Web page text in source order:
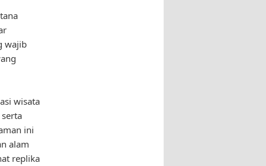
wajib
wisata
ini
alam
replika